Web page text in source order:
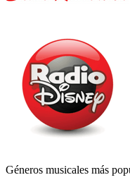
Géneros musicales más